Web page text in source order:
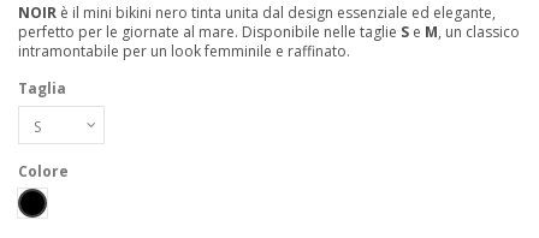
NOIR è il mini bikini nero tinta unita dal design essenziale ed elegante,
perfetto per le giornate al mare. Disponibile nelle taglie S e M, un classico
intramontabile per un look femminile e raffinato.
Taglia
Colore
Nero